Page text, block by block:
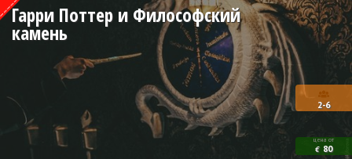
2-6
цена от
€ 80
Гарри Поттер и Философский
камень